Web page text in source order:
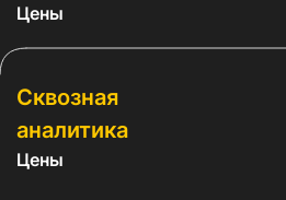
Цены
Сквозная
аналитика
Цены